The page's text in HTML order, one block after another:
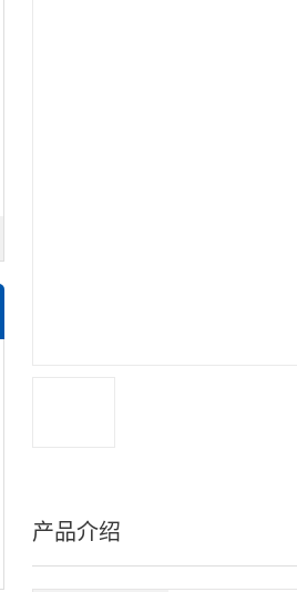
产品介绍